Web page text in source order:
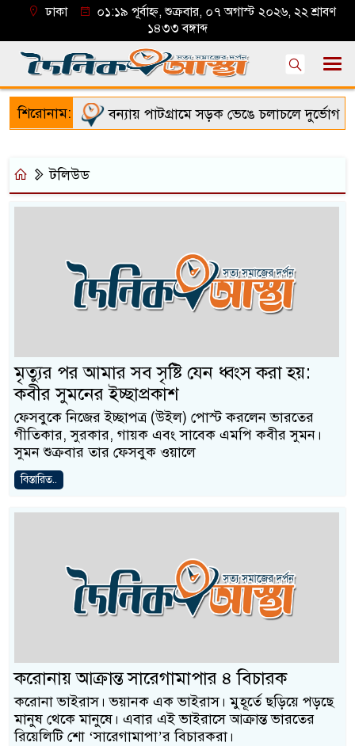
ঢাকা
০১:১৯ পূর্বাহ্ন, শুক্রবার, ০৭ অগাস্ট ২০২৬, ২২ শ্রাবণ
১৪৩৩ বঙ্গাব্দ
শিরোনাম: বন্যায় পাটগ্রামে সড়ক ভেঙে চলাচলে দুর্ভোগ
টলিউড
মৃত্যুর পর আমার সব সৃষ্টি যেন ধ্বংস করা হয়:
কবীর সুমনের ইচ্ছাপ্রকাশ
ফেসবুকে নিজের ইচ্ছাপত্র (উইল) পোস্ট করলেন ভারতের
গীতিকার, সুরকার, গায়ক এবং সাবেক এমপি কবীর সুমন।
সুমন শুক্রবার তার ফেসবুক ওয়ালে
বিস্তারিত..
করোনায় আক্রান্ত সারেগামাপার ৪ বিচারক
করোনা ভাইরাস। ভয়ানক এক ভাইরাস। মুহূর্তে ছড়িয়ে পড়ছে
মানুষ থেকে মানুষে। এবার এই ভাইরাসে আক্রান্ত ভারতের
রিয়েলিটি শো ‘সারেগামাপা’র বিচারকরা।